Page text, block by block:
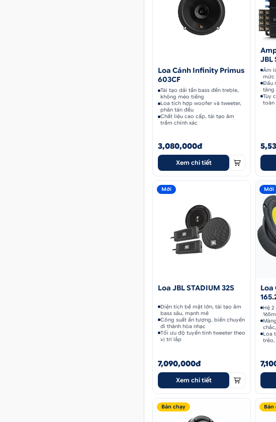
Loa Cánh Infinity Primus
603CF
Tái tạo dải tần bass đến treble,
không méo tiếng
Loa tích hợp woofer và tweeter,
phân tán đều
Chất liệu cao cấp, tái tạo âm
trầm chính xác
3,080,000đ
Xem chi tiết
JBL
Âm
mức
Đấu
tăng
Tùy
toàn
Mới
Loa JBL STADIUM 32S
Diện tích bề mặt lớn, tái tạo âm
bass sâu, mạnh mẽ
Công suất ấn tượng, biến chuyến
đi thành hòa nhạc
Tối ưu độ tuyến tính tweeter theo
vị trí lắp
7,090,000đ
Xem chi tiết
Mới
Loa
Hệ
Loa
trẻo,
Bán chạy Bán